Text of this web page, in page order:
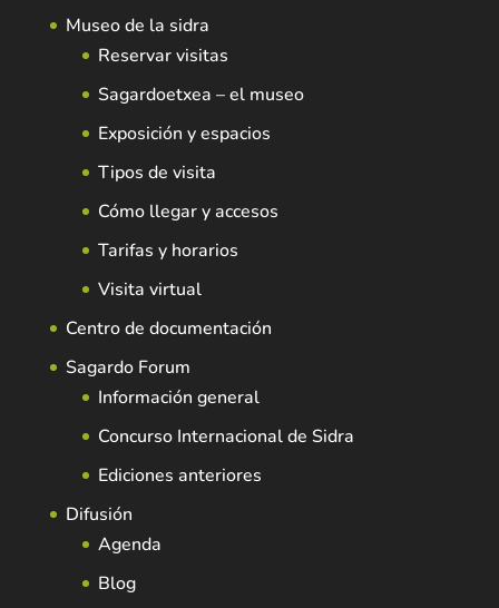
Museo de la sidra
Reservar visitas
Sagardoetxea – el museo
Exposición y espacios
Tipos de visita
Cómo llegar y accesos
Tarifas y horarios
Visita virtual
Centro de documentación
Sagardo Forum
Información general
Concurso Internacional de Sidra
Ediciones anteriores
Difusión
Agenda
Blog